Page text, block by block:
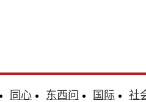
同心 东西问 国际
社